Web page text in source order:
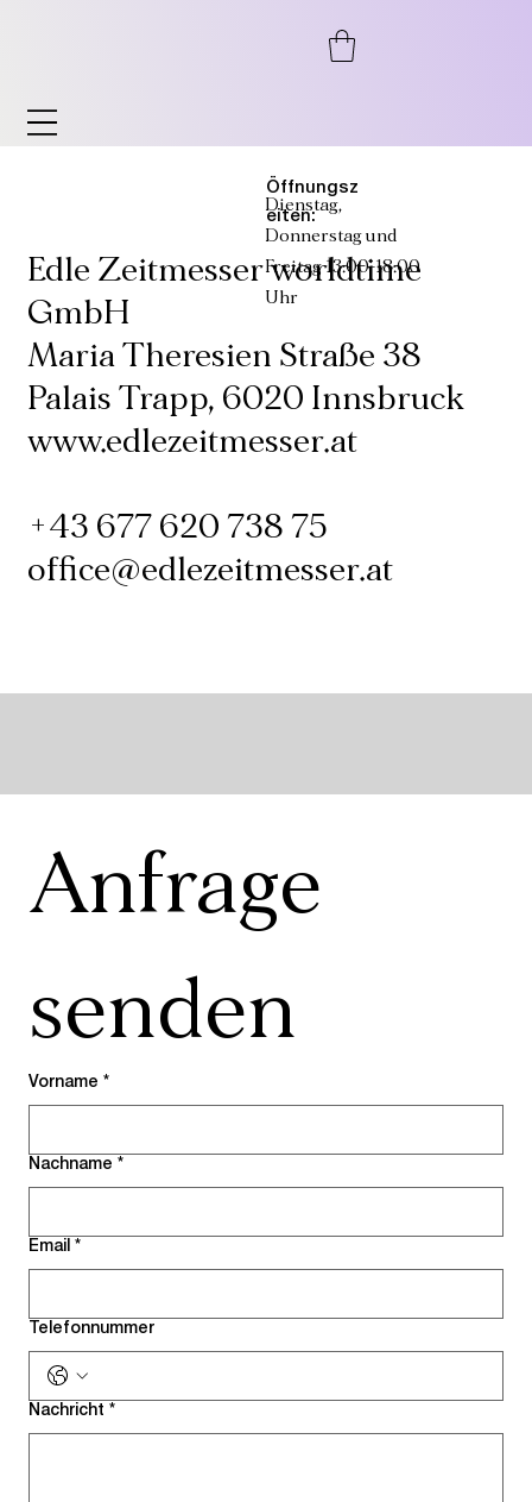
Edle Zeitmesser worldtime
GmbH
Maria Theresien Straße 38
Palais Trapp, 6020 Innsbruck
www.edlezeitmesser.at
+43 677 620 738 75
office@edlezeitmesser.at
Öffnungsz
eiten:
Dienstag,
Donnerstag und
Freitag 13:00-18:00
Uhr
Anfrage
senden
Vorname *
Nachname *
Email *
Telefonnummer
Nachricht *